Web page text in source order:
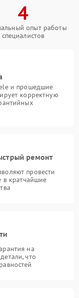
4
опыт работы
специалистов
и прошедшие
корректную
ремонт
провести
в кратчайшие
на
что